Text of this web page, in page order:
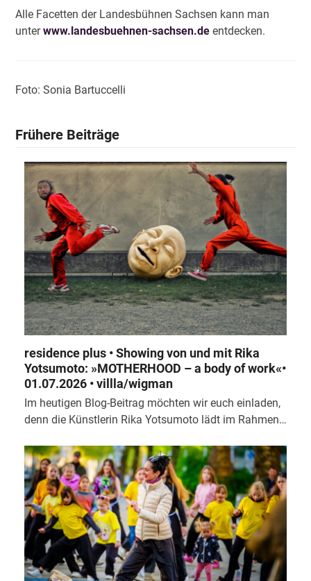
Alle Facetten der Landesbühnen Sachsen kann man
unterwww.landesbuehnen-sachsen.de entdecken.
Foto: Sonia Bartuccelli
Frühere Beiträge
residence plus • Showing von und mit Rika
Yotsumoto: »MOTHERHOOD – a body of work«•
01.07.2026 • villla/wigman
Im heutigen Blog-Beitrag möchten wir euch einladen,
denn die Künstlerin Rika Yotsumoto lädt im Rahmen…